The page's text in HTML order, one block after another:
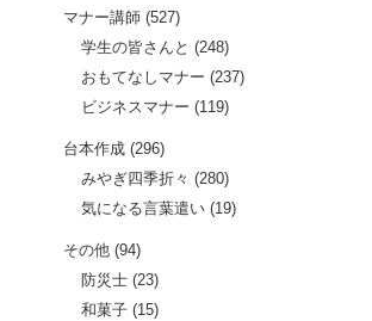
マナー講師(527)
学生の皆さんと (248)
おもてなしマナー (237)
ビジネスマナー (119)
台本作成(296)
みやぎ四季折々 (280)
気になる言葉遣い(19)
その他(94)
防災士(23)
和菓子(15)